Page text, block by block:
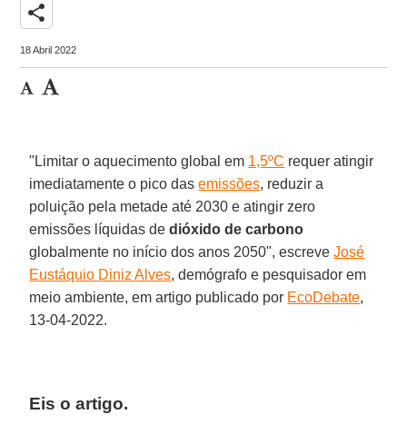
share
18 Abril 2022
"Limitar o aquecimento global em 1,5ºC requer atingir
imediatamente o pico dasemissões, reduzir a
poluição pela metade até 2030 e atingir zero
emissões líquidas dedióxido de carbono
globalmente no início dos anos 2050", escreveJosé
Eustáquio Diniz Alves, demógrafo e pesquisador em
meio ambiente, em artigo publicado por EcoDebate,
13-04-2022.
Eis o artigo.